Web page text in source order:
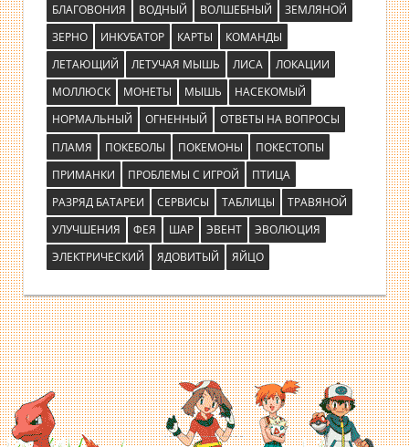
БЛАГОВОНИЯ
ВОДНЫЙ ВОЛШЕБНЫЙ
ЗЕМЛЯНОЙ
ЗЕРНО
ИНКУБАТОР КАРТЫ
КОМАНДЫ
ЛЕТАЮЩИЙ
ЛЕТУЧАЯ МЫШЬ ЛИСА
ЛОКАЦИИ
МОЛЛЮСК
МОНЕТЫ МЫШЬ
НАСЕКОМЫЙ
НОРМАЛЬНЫЙ
ОГНЕННЫЙ
ОТВЕТЫ НА ВОПРОСЫ
ПЛАМЯ
ПОКЕБОЛЫ ПОКЕМОНЫ
ПОКЕСТОПЫ
ПРИМАНКИ
ПРОБЛЕМЫ С ИГРОЙ
ПТИЦА
РАЗРЯД БАТАРЕИ
СЕРВИСЫ ТАБЛИЦЫ
ТРАВЯНОЙ
УЛУЧШЕНИЯ
ФЕЯ ШАР ЭВЕНТ
ЭВОЛЮЦИЯ
ЭЛЕКТРИЧЕСКИЙ
ЯДОВИТЫЙ ЯЙЦО